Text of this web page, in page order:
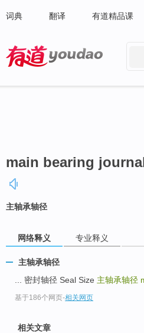
词典 翻译 有道精品课
main bearing
主轴承轴径
网络释义 专业释义
主轴承轴径
... 密封轴径 Seal Size 主轴承轴径
基于186个网页-相关网页
相关文章